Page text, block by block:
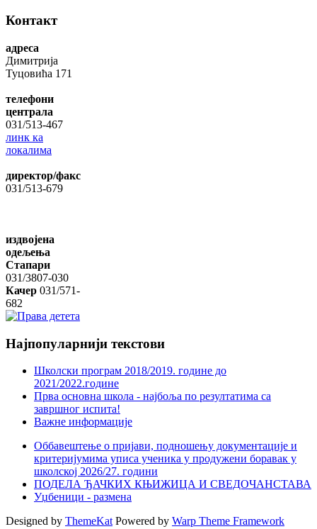
Контакт
адреса
Димитрија
Туцовића 171
телефони
централа
031/513-467
линк ка
локалима
директор/факс
031/513-679
издвојена
одељења
Стапари
031/3807-030
Качер 031/571-
682
Најпопуларнији текстови
Школски програм 2018/2019. године дo
2021/2022.године
Прва основна школа - најбоља по резултатима са
завршног испита!
Важне информације
Оббавештење о пријави, подношењу документације и
критеријумима уписа ученика у продужени боравак у
школској 2026/27. години
ПОДЕЛА ЂАЧКИХ КЊИЖИЦА И СВЕДОЧАНСТАВА
Уџбеници - размена
Designed by ThemeKat Powered by Warp Theme Framework